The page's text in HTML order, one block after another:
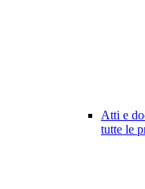
Atti e
tutte le